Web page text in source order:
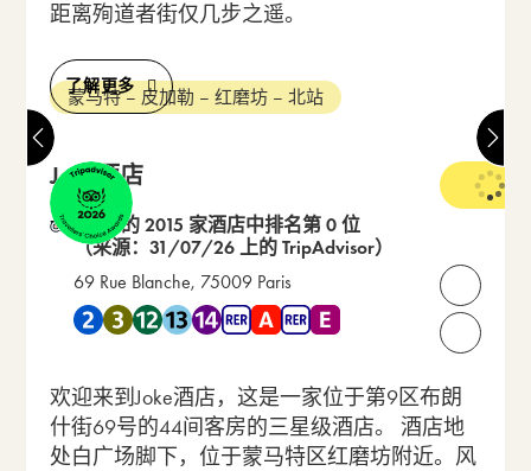
距离殉道者街仅几步之遥。
了解更多
蒙马特 – 皮加勒 – 红磨坊 – 北站
Joke酒店
3 星级
在 14 的 2015 家酒店中排名第 0 位
（来源：31/07/26 上的 TripAdvisor）
69 Rue Blanche, 75009 Paris
靠近 地铁 2 , 地铁 3 , 地铁 12 , 地铁 13 , 地铁 14 , RER A ,
打开联
请致电
欢迎来到Joke酒店，这是一家位于第9区布朗
什街69号的44间客房的三星级酒店。 酒店地
处白广场脚下，位于蒙马特区红磨坊附近。风